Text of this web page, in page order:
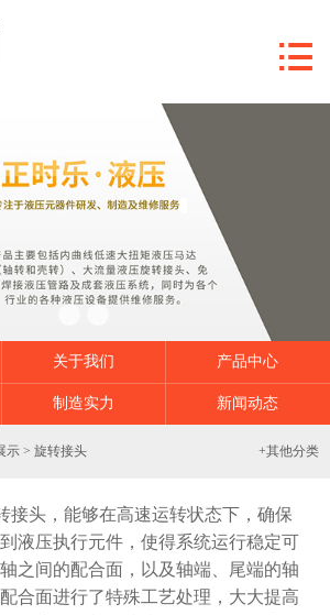
公司简介
制造实力
营销网络
新闻动态
行业资讯
产品中心
产品展示
应用案例
应用领域

关于我们 产品中心
制造实力 新闻动态
示 > 旋转接头 +其他分类
接头，能够在高速运转状态下，确保
液压执行元件，使得系统运行稳定可
之间的配合面，以及轴端、尾端的轴
合面进行了特殊工艺处理，大大提高